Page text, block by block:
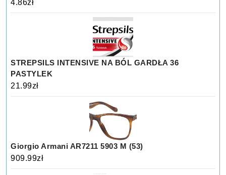
4.86zł
STREPSILS INTENSIVE NA BÓL GARDŁA 36
PASTYLEK
21.99zł
Giorgio Armani AR7211 5903 M (53)
909.99zł